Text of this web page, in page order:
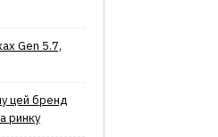
Gen 5.7,
цей бренд
ринку